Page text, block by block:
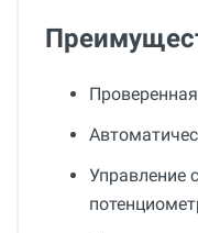
Управление